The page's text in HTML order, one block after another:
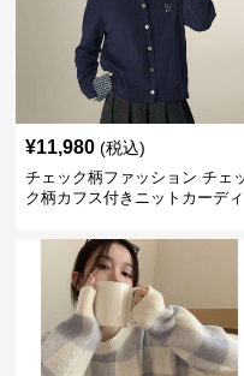
¥11,980 (税込)
チェック柄ファッション チェ
ク柄カフス付きニットカーディ